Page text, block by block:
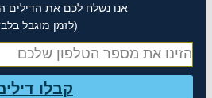
אנו נשלח לכם את הדילים
(לזמן מוגבל
קבלו